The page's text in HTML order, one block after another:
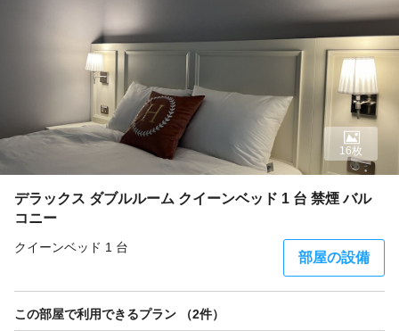
デラックス ダブルルーム クイーンベッド 1 台 禁煙 バル
コニー
クイーンベッド 1 台
部屋の設備
16枚
この部屋で利用できるプラン （2件）